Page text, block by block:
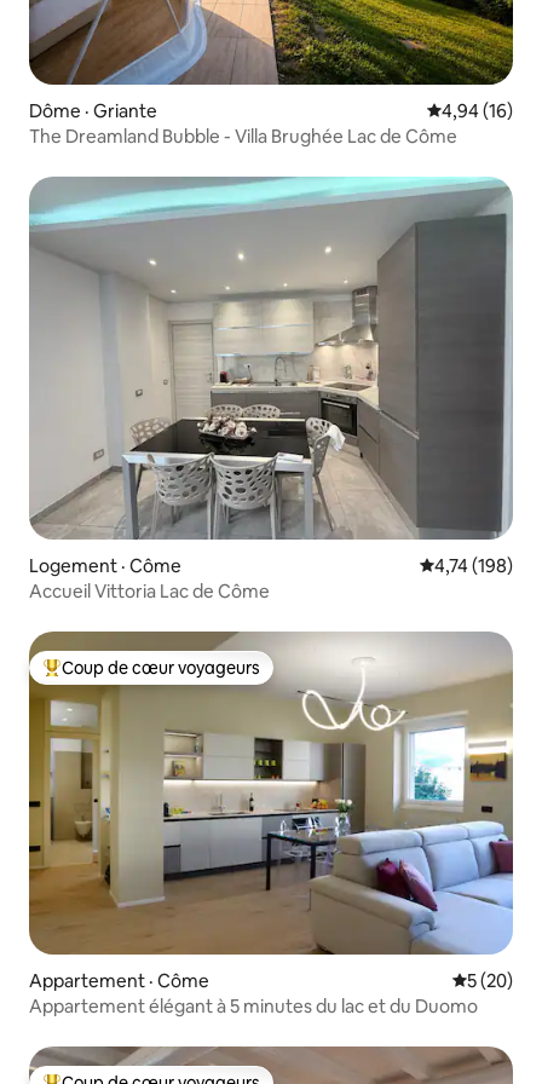
Dôme · Griante Note
4,94 (16)
The Dreamland Bubble - Villa Brughée Lac de Côme
Logement · Côme Note
4,74 (198)
Accueil Vittoria Lac de Côme
Coup de cœur voyageurs parmi les plus aimés
Coup de cœur voyageurs
Appartement · Côme Note
5 (20)
Appartement élégant à 5 minutes du lac et du Duomo